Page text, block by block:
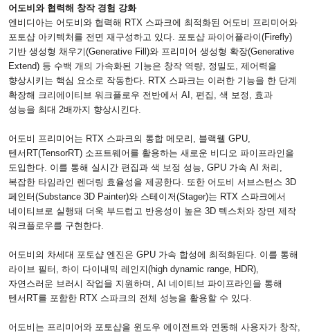
어도비와 협력해 창작 경험 강화
엔비디아는 어도비와 협력해 RTX 스파크에 최적화된 어도비 프리미어와
포토샵 아키텍처를 전면 재구성하고 있다 포토샵 파이어플라이(Firefly)
기반 생성형 채우기(Generative Fill)와 프리미어 생성형 확장(Generative
Extend) 등 수백 개의 가속화된 기능은 창작 역량 정밀도
제어력을
향상시키는 핵심 요소로 작동한다 . RTX 스파크는 이러한 기능을 한 단계
확장해 크리에이티브 워크플로우 전반에서 AI, 편집 색 보정
효과
성능을 최대 2배까지 향상시킨다
어도비 프리미어는 RTX 스파크의 통합 메모리 블랙웰 GPU,
텐서 RT(TensorRT) 소프트웨어를 활용하는 새로운 비디오 파이프라인을
도입한다 이를 통해 실시간 편집과 색 보정 성능 , GPU 가속 AI 처리
복잡한 타임라인 렌더링 효율성을 제공한다 또한 어도비 서브스턴스 3D
페인터(Substance 3D Painter)와 스테이저(Stager)는 RTX 스파크에서
네이티브로 실행돼 더욱 부드럽고 반응성이 높은 3D 텍스처와 장면 제작
워크플로우를 구현한다
어도비의 차세대 포토샵 엔진은 GPU 가속 합성에 최적화된다 이를 통해
라이브 필터
하이 다이내믹 레인지(high dynamic range, HDR),
자연스러운 브러시 작업을 지원하며
, AI 네이티브 파이프라인을 통해
텐서 RT를 포함한 RTX 스파크의 전체 성능을 활용할 수 있다
어도비는 프리미어와 포토샵을 윈도우 에이전트와 연동해 사용자가 창작